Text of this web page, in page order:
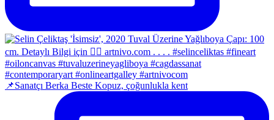
📌Sanatçı Berka Beste Kopuz, çoğunlukla kent